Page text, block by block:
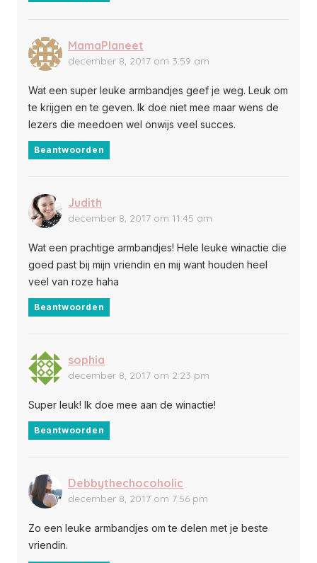
MamaPlaneet
december 8, 2017 om 3:59 am
Wat een super leuke armbandjes geef je weg. Leuk om
te krijgen en te geven. Ik doe niet mee maar wens de
lezers die meedoen wel onwijs veel succes.
Beantwoorden
Judith
december 8, 2017 om 11:45 am
Wat een prachtige armbandjes! Hele leuke winactie die
goed past bij mijn vriendin en mij want houden heel
veel van roze haha
Beantwoorden
sophia
december 8, 2017 om 2:23 pm
Super leuk! Ik doe mee aan de winactie!
Beantwoorden
Debbythechocoholic
december 8, 2017 om 7:56 pm
Zo een leuke armbandjes om te delen met je beste
vriendin.